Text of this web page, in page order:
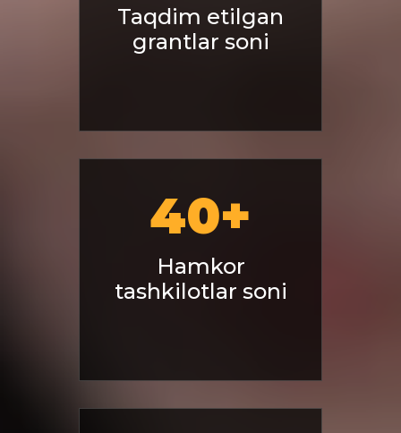
Taqdim etilgan
grantlar soni
40+
Hamkor
tashkilotlar soni